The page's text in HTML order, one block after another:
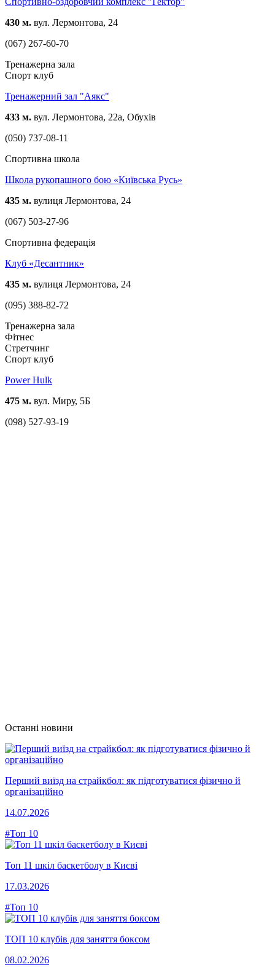
430 м. вул. Лермонтова, 24
(067) 267-60-70
Тренажерна зала
Спорт клуб
Тренажерний зал "Аякс"
433 м. вул. Лермонтова, 22а, Обухів
(050) 737-08-11
Спортивна школа
Школа рукопашного бою «Київська Русь»
435 м. вулиця Лермонтова, 24
(067) 503-27-96
Спортивна федерація
Клуб «Десантник»
435 м. вулиця Лермонтова, 24
(095) 388-82-72
Тренажерна зала
Фітнес
Стретчинг
Спорт клуб
Power Hulk
475 м. вул. Миру, 5Б
(098) 527-93-19
Останні новини
Перший виїзд на страйкбол: як підготуватися фізично й
організаційно
14.07.2026
#Топ 10
Топ 11 шкіл баскетболу в Києві
17.03.2026
#Топ 10
ТОП 10 клубів для заняття боксом
08.02.2026